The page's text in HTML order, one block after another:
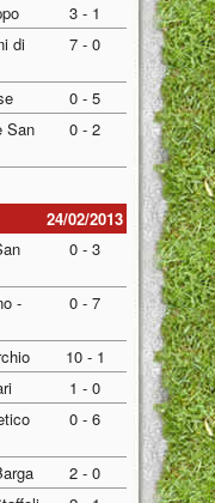
3 - 1
di
7 - 0
0 - 5
San
0 - 2
24/02/2013
0 - 3
-
0 - 7
10 - 1
1 - 0
0 - 6
2 - 0